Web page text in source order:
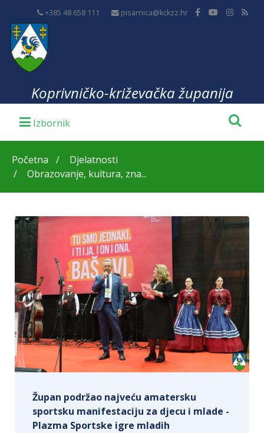
+385 48 658 111 pisarnica@kckzz.hr
Koprivničko-križevačka županija
Početna
Djelatnosti
Obrazovanje, kultura, zna...
Župan podržao najveću amatersku
sportsku manifestaciju za djecu i mlade -
Plazma Sportske igre mladih